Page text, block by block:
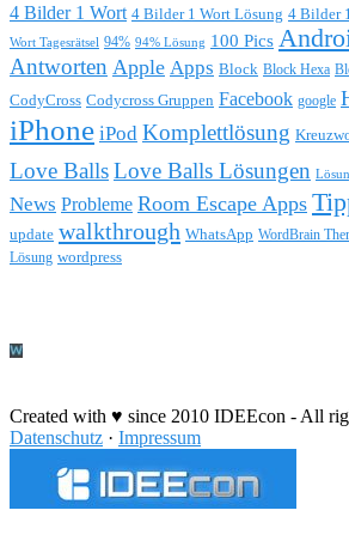
4 Bilder 1 Wort 4 Bilder 1 Wort Lösung 4 Bilder
Wort Tagesrätsel 94% 94% Lösung 100 Pics
Antworten Apple Apps Block Block Hexa
CodyCross Codycross Gruppen Facebook google
iPhone iPod Komplettlösung
Love BallsLove Balls Lösungen
News Probleme Room Escape Apps
update walkthrough WhatsApp WordBrain
Lösung wordpress
Created with ♥ since 2010 IDEEcon - All
Datenschutz · Impressum